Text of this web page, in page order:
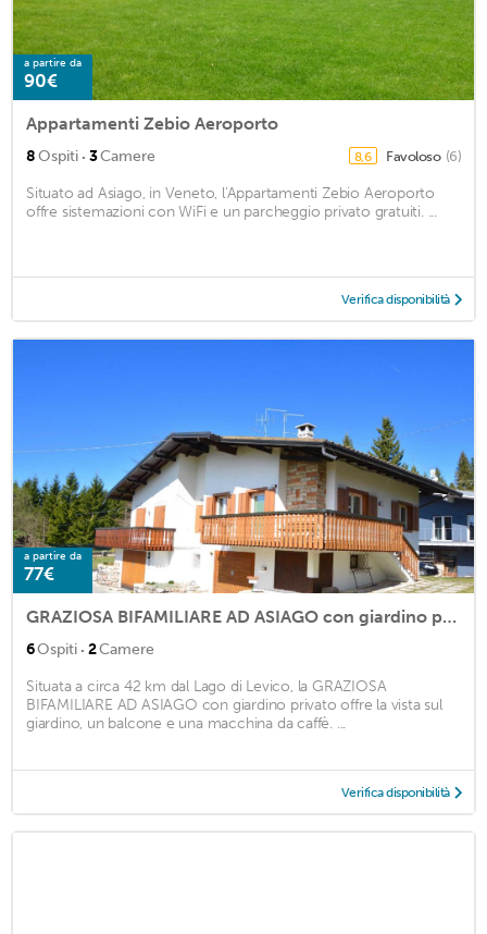
a partire da
90€
Appartamenti Zebio Aeroporto
8Ospiti · 3Camere 8,6 Favoloso (6)
Situato ad Asiago, in Veneto, l'Appartamenti Zebio Aeroporto
offre sistemazioni con WiFi e un parcheggio privato gratuiti. ...
Verifica disponibilità
a partire da
77€
GRAZIOSA BIFAMILIARE AD ASIAGO con giardino privato
6Ospiti · 2Camere
Situata a circa 42 km dal Lago di Levico, la GRAZIOSA
BIFAMILIARE AD ASIAGO con giardino privato offre la vista sul
giardino, un balcone e una macchina da caffè. ...
Verifica disponibilità